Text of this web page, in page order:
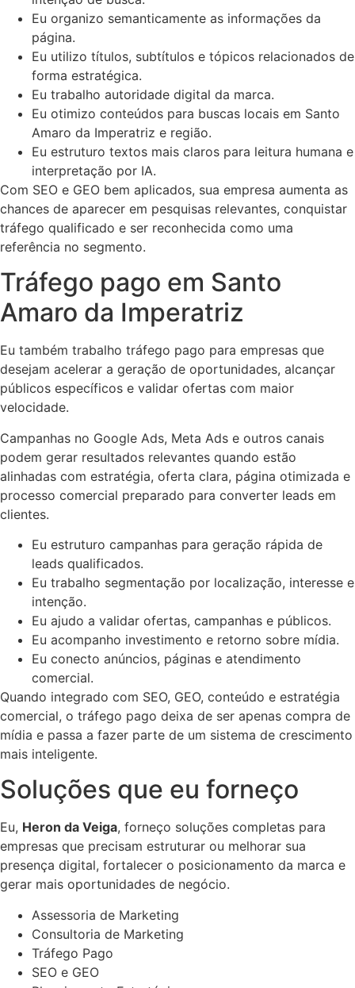
Eu organizo semanticamente as informações da
página.
Eu utilizo títulos, subtítulos e tópicos relacionados de
forma estratégica.
Eu trabalho autoridade digital da marca.
Eu otimizo conteúdos para buscas locais em Santo
Amaro da Imperatriz e região.
Eu estruturo textos mais claros para leitura humana e
interpretação por IA.
Com SEO e GEO bem aplicados, sua empresa aumenta as
chances de aparecer em pesquisas relevantes, conquistar
tráfego qualificado e ser reconhecida como uma
referência no segmento.
Tráfego pago em Santo
Amaro da Imperatriz
Eu também trabalho tráfego pago para empresas que
desejam acelerar a geração de oportunidades, alcançar
públicos específicos e validar ofertas com maior
velocidade.
Campanhas no Google Ads, Meta Ads e outros canais
podem gerar resultados relevantes quando estão
alinhadas com estratégia, oferta clara, página otimizada e
processo comercial preparado para converter leads em
clientes.
Eu estruturo campanhas para geração rápida de
leads qualificados.
Eu trabalho segmentação por localização, interesse e
intenção.
Eu ajudo a validar ofertas, campanhas e públicos.
Eu acompanho investimento e retorno sobre mídia.
Eu conecto anúncios, páginas e atendimento
comercial.
Quando integrado com SEO, GEO, conteúdo e estratégia
comercial, o tráfego pago deixa de ser apenas compra de
mídia e passa a fazer parte de um sistema de crescimento
mais inteligente.
Soluções que eu forneço
Eu, Heron da Veiga, forneço soluções completas para
empresas que precisam estruturar ou melhorar sua
presença digital, fortalecer o posicionamento da marca e
gerar mais oportunidades de negócio.
Assessoria de Marketing
Consultoria de Marketing
Tráfego Pago
SEO e GEO